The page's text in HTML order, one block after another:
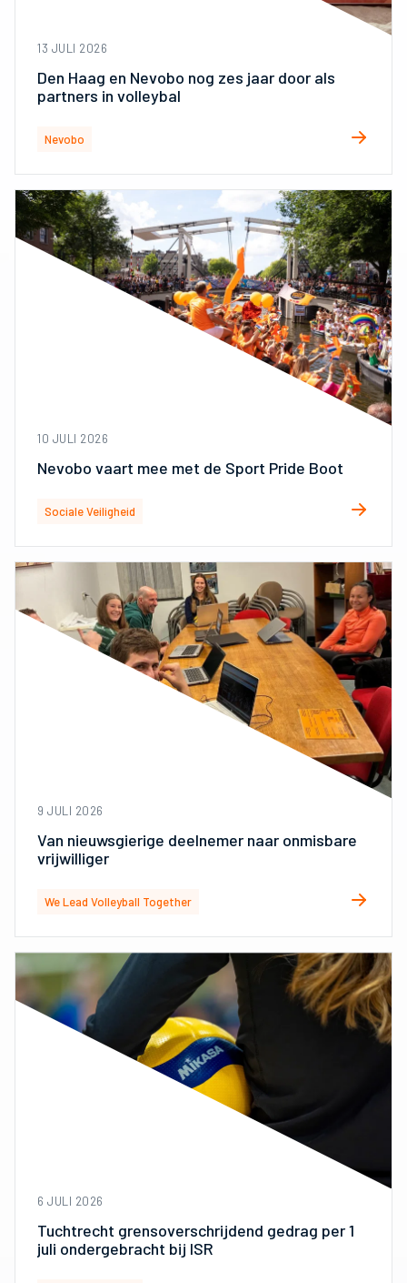
13 JULI 2026
Den Haag en Nevobo nog zes jaar door als
partners in volleybal
Nevobo
10 JULI 2026
Nevobo vaart mee met de Sport Pride Boot
Sociale Veiligheid
9 JULI 2026
Van nieuwsgierige deelnemer naar onmisbare
vrijwilliger
We Lead Volleyball Together
6 JULI 2026
Tuchtrecht grensoverschrijdend gedrag per 1
juli ondergebracht bij ISR